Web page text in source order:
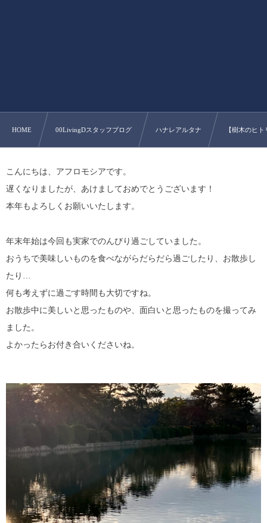
HOME 00LivingDスタッフブログ ハナレアルタナ 【樹木のヒ
こんにちは、アフロモシアです。
遅くなりましたが、あけましておめでとうございます！
本年もよろしくお願いいたします。
年末年始は今回も実家でのんびり過ごしていました。
おうちで美味しいものを食べながらだらだら過ごしたり、お散歩し
たり…
何も考えずに過ごす時間も大切ですね。
お散歩中に美しいと思ったものや、面白いと思ったものを撮ってみ
ました。
よかったらお付き合いくださいね。